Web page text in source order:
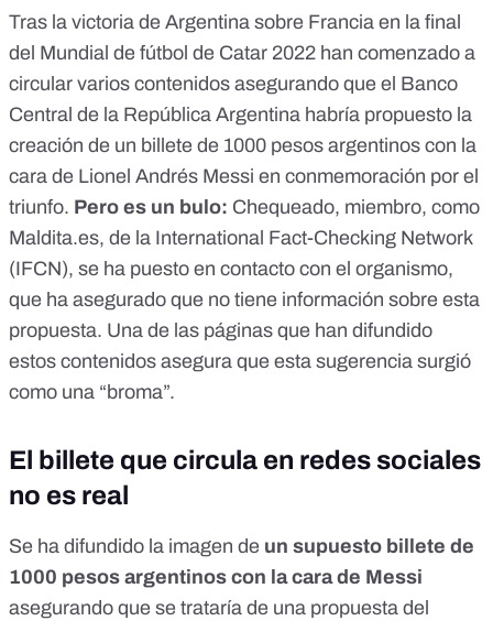
Tras la victoria de Argentina sobre Francia en la final
del Mundial de fútbol de Catar 2022 han comenzado a
circular varios contenidos asegurando que el Banco
Central de la República Argentina habría propuesto la
creación de un billete de 1000 pesos argentinos con la
cara de Lionel Andrés Messi en conmemoración por el
triunfo. Pero es un bulo: Chequeado, miembro, como
Maldita.es, de la International Fact-Checking Network
(IFCN), se ha puesto en contacto con el organismo,
que ha asegurado que no tiene información sobre esta
propuesta. Una de las páginas que han difundido
estos contenidos asegura que esta sugerencia surgió
como una “broma”.
El billete que circula en redes sociales
no es real
Se ha difundido la imagen de un supuesto billete de
1000 pesos argentinos con la cara de Messi
asegurando que se trataría de una propuesta del